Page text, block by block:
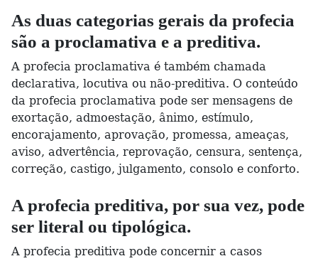
As duas categorias gerais da profecia
são a proclamativa e a preditiva.
A profecia proclamativa é também chamada
declarativa, locutiva ou não-preditiva. O conteúdo
da profecia proclamativa pode ser mensagens de
exortação, admoestação, ânimo, estímulo,
encorajamento, aprovação, promessa, ameaças,
aviso, advertência, reprovação, censura, sentença,
correção, castigo, julgamento, consolo e conforto.
A profecia preditiva, por sua vez, pode
ser literal ou tipológica.
A profecia preditiva pode concernir a casos